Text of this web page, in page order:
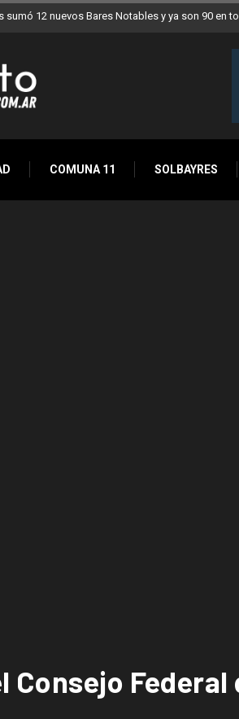
son 90 en toda la CiudadLos stands móviles de
COMUNA 11 SOLBAYRES
Consejo Federal